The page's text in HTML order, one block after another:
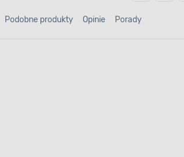
Podobne produkty Opinie Porady